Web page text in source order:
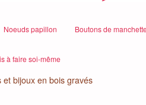
Noeuds papillon Boutons de
à faire soi-même
et bijoux en bois gravés